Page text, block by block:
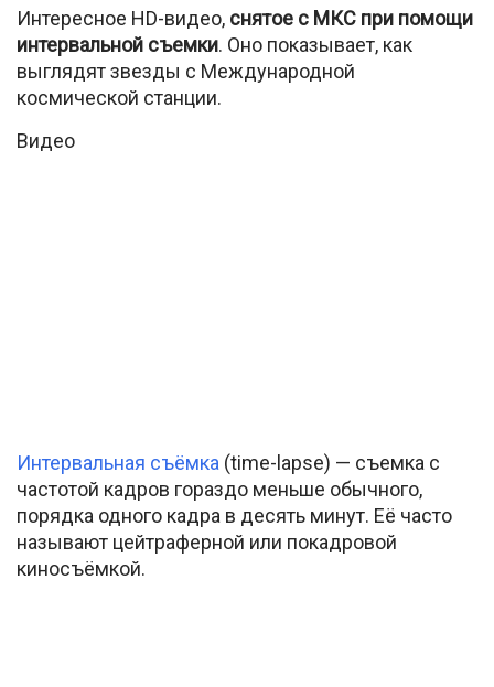
Интересное HD-видео, снятое с МКС при помощи
интервальной съемки. Оно показывает, как
выглядят звезды с Международной
космической станции.
Видео
Интервальная съёмка (time-lapse) — съемка с
частотой кадров гораздо меньше обычного,
порядка одного кадра в десять минут. Её часто
называют цейтраферной или покадровой
киносъёмкой.